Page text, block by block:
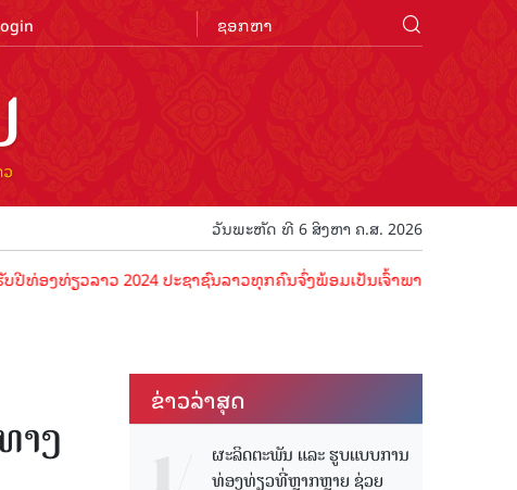
ວັນພະຫັດ ທີ 6 ສິງຫາ ຄ.ສ. 2026
ຽວລາວ 2024 ປະຊາຊົນລາວທຸກຄົນຈົ່ງພ້ອມເປັນເຈົ້າພາບທີ່ດີ ຕ້ອນຮັບນັກທ່ອ
າງ
ຂ່າວ​ລ່າ​ສຸດ
ຜະລິດຕະພັນ ແລະ ຮູບແບບການ
ທ່ອງທ່ຽວທີ່ຫຼາກຫຼາຍ ຊ່ວຍ